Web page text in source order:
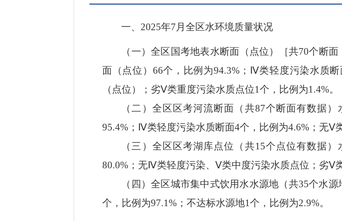
一、2025年7月全区水环境质量状况
（一）全区国考地表水断面（点位）［共70个断面
面（点位） 66个，比例为94.3%； Ⅳ类轻度污染水质断
（点位）
； 劣Ⅴ类重度污染水质点位1个，比例为1.4%。
（二）全区区考河流断面（共87个断面有数据）
95.4% ； Ⅳ类轻度污染水质断面4个，比例为4.6% ； 无Ⅴ
（三）全区区考湖库点位（共15个点位有数据）
80.0% ；无Ⅳ类轻度污染、 Ⅴ类中度污染水质点位；劣Ⅴ
（四）全区城市集中式饮用水水源地（共35个水源
个，比例为97.1% ； 不达标水源地1个，比例为2.9%。